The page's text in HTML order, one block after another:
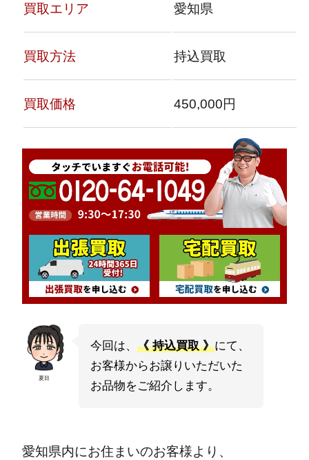
買取エリア 愛知県
買取方法 持込買取
買取価格 450,000円
夏目
今回は、 《 持込買取 》にて、
お客様からお譲りいただいた
お品物をご紹介します。
愛知県内にお住まいのお客様より、